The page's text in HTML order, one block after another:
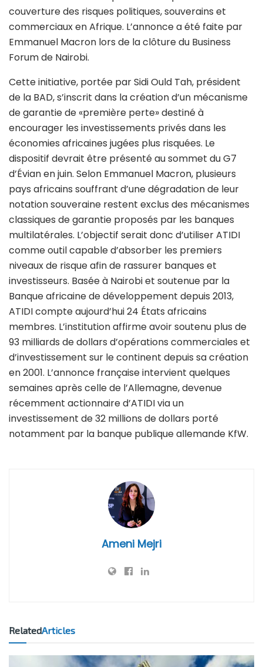
couverture des risques politiques, souverains et
commerciaux en Afrique. L’annonce a été faite par
Emmanuel Macron lors de la clôture du Business
Forum de Nairobi.
Cette initiative, portée par Sidi Ould Tah, président
de la BAD, s’inscrit dans la création d’un mécanisme
de garantie de «première perte» destiné à
encourager les investissements privés dans les
économies africaines jugées plus risquées. Le
dispositif devrait être présenté au sommet du G7
d’Évian en juin. Selon Emmanuel Macron, plusieurs
pays africains souffrant d’une dégradation de leur
notation souveraine restent exclus des mécanismes
classiques de garantie proposés par les banques
multilatérales. L’objectif serait donc d’utiliser ATIDI
comme outil capable d’absorber les premiers
niveaux de risque afin de rassurer banques et
investisseurs. Basée à Nairobi et soutenue par la
Banque africaine de développement depuis 2013,
ATIDI compte aujourd’hui 24 États africains
membres. L’institution affirme avoir soutenu plus de
93 milliards de dollars d’opérations commerciales et
d’investissement sur le continent depuis sa création
en 2001. L’annonce française intervient quelques
semaines après celle de l’Allemagne, devenue
récemment actionnaire d’ATIDI via un
investissement de 32 millions de dollars porté
notamment par la banque publique allemande KfW.
Ameni Mejri
RelatedArticles